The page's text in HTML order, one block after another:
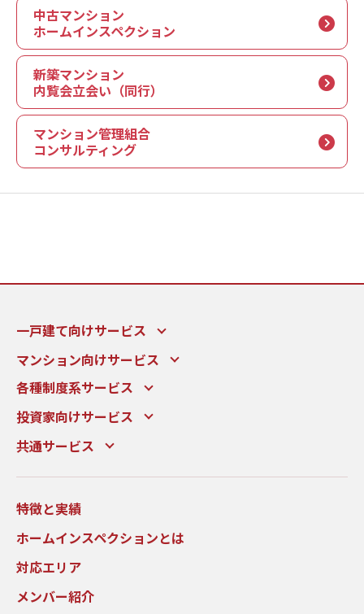
中古マンション
ホームインスペクション
新築マンション
内覧会立会い（同行）
マンション管理組合
コンサルティング
一戸建て向けサービス
マンション向けサービス
各種制度系サービス
投資家向けサービス
共通サービス
特徴と実績
ホームインスペクションとは
対応エリア
メンバー紹介